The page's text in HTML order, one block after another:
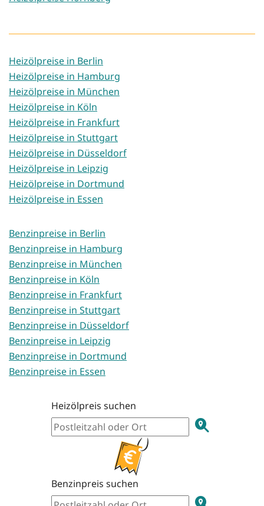
Heizölpreise in Berlin
Heizölpreise in Hamburg
Heizölpreise in München
Heizölpreise in Köln
Heizölpreise in Frankfurt
Heizölpreise in Stuttgart
Heizölpreise in Düsseldorf
Heizölpreise in Leipzig
Heizölpreise in Dortmund
Heizölpreise in Essen
Benzinpreise in Berlin
Benzinpreise in Hamburg
Benzinpreise in München
Benzinpreise in Köln
Benzinpreise in Frankfurt
Benzinpreise in Stuttgart
Benzinpreise in Düsseldorf
Benzinpreise in Leipzig
Benzinpreise in Dortmund
Benzinpreise in Essen
Heizölpreis suchen
Benzinpreis suchen